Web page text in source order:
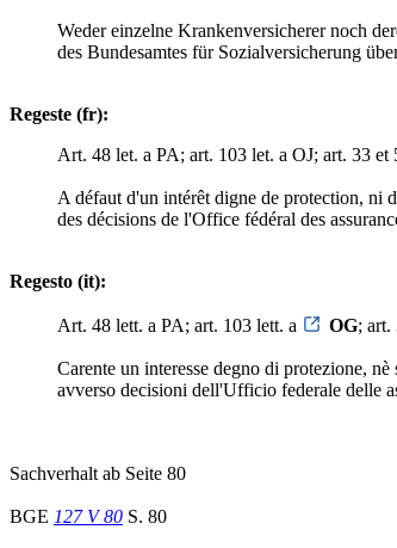
Weder einzelne Krankenversicherer noch
des Bundesamtes für Sozialversicherung
Regeste (fr):
Art. 48 let. a PA; art. 103 let. a OJ; art. 33
A défaut d'un intérêt digne de protection, ni
des décisions de l'Office fédéral des
Regesto (it):
Art. 48 lett. a PA; art. 103 lett. a OG;
Carente un interesse degno di protezione,
avverso decisioni dell'Ufficio federale delle
Sachverhalt ab Seite 80
BGE 127 V 80 S. 80